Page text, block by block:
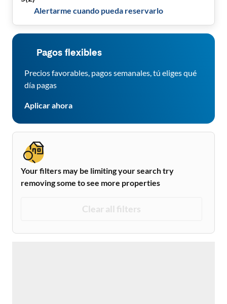
Alertarme cuando pueda reservarlo
Pagos flexibles
Precios favorables, pagos semanales, tú eliges qué
día pagas
Aplicar ahora
Your filters may be limiting your search try
removing some to see more properties
Clear all filters